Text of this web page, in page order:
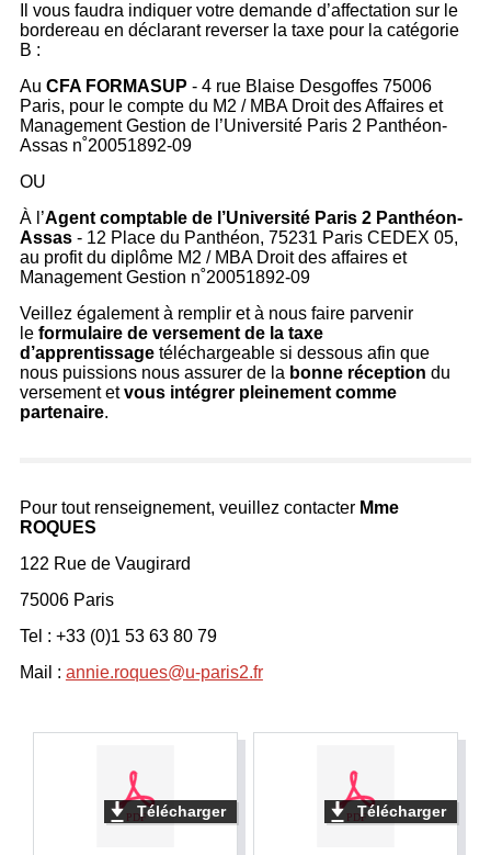
Il vous faudra indiquer votre demande d’affectation sur le
bordereau en déclarant reverser la taxe pour la catégorie
B :
Au CFA FORMASUP - 4 rue Blaise Desgoffes 75006
Paris, pour le compte du M2 / MBA Droit des Affaires et
Management Gestion de l’Université Paris 2 Panthéon-
Assas n˚20051892-09
OU
À l’Agent comptable de l’Université Paris 2 Panthéon-
Assas- 12 Place du Panthéon, 75231 Paris CEDEX 05,
au profit du diplôme M2 / MBA Droit des affaires et
Management Gestion n˚20051892-09
Veillez également à remplir et à nous faire parvenir
le formulaire de versement de la taxe
d’apprentissagetéléchargeable si dessous afin que
nous puissions nous assurer de la bonne réception du
versement etvous intégrer pleinement comme
partenaire.
Pour tout renseignement, veuillez contacter Mme
ROQUES
122 Rue de Vaugirard
75006 Paris
Tel : +33 (0)1 53 63 80 79
Mail : annie.roques@u-paris2.fr
Télécharger Télécharger